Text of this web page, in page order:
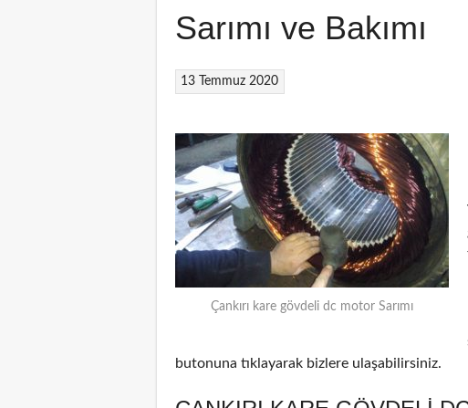
Sarımı ve Bakımı
13 Temmuz 2020
Çankırı kare gövdeli dc motor Sarımı
butonuna tıklayarak bizlere ulaşabilirsiniz.